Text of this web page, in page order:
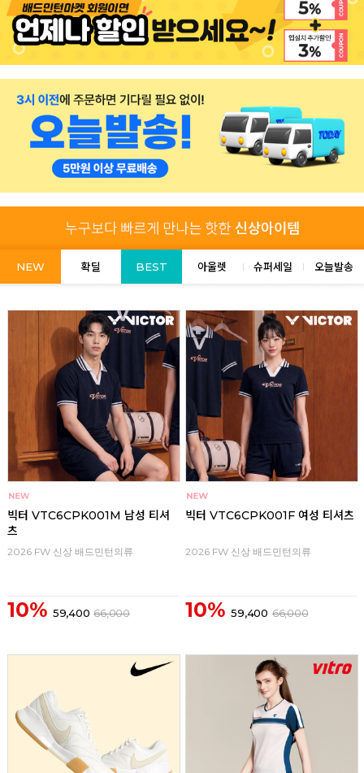
NEW 확딜 BEST 아울렛 슈퍼세일 오늘발송
빅터 VTC6CPK001M 남성 티셔
츠
2026 FW 신상 배드민턴의류
10% 59,400 66,000
빅터 VTC6CPK001F 여성 티셔츠
2026 FW 신상 배드민턴의류
10% 59,400 66,000